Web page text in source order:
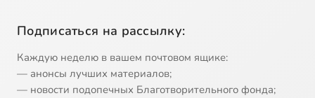
Подписаться на рассылку:
Каждую неделю в вашем почтовом ящике:
— анонсы лучших материалов;
— новости подопечных Благотворительного фонда;